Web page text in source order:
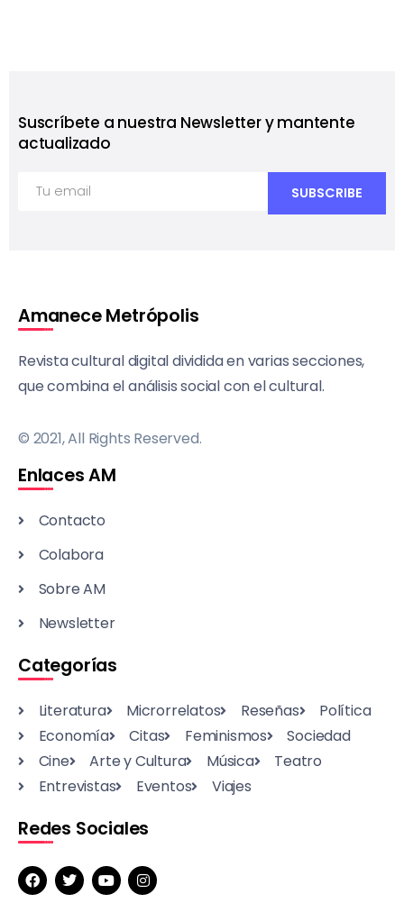
Suscríbete a nuestra Newsletter y mantente
actualizado
Amanece Metrópolis
Revista cultural digital dividida en varias secciones,
que combina el análisis social con el cultural.
© 2021, All Rights Reserved.
Enlaces AM
Contacto
Colabora
Sobre AM
Newsletter
Categorías
Literatura Microrrelatos Reseñas
Política
Economía
Citas Feminismos
Sociedad
Cine
Arte y Cultura Música
Teatro
Entrevistas
Eventos Viajes
Redes Sociales